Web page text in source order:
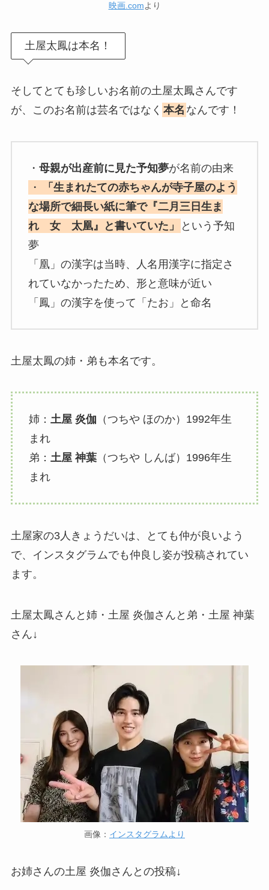
映画.comより
土屋太鳳は本名！
そしてとても珍しいお名前の土屋太鳳さんです
が、このお名前は芸名ではなく 本名 なんです！
・ 母親が出産前に見た予知夢が名前の由来
・
「生まれたての赤ちゃんが寺子屋のよう
な場所で細長い紙に筆で『二月三日生ま
れ 女 太凰』と書いていた」
という予知
夢
「凰」の漢字は当時、人名用漢字に指定さ
れていなかったため、形と意味が近い
「鳳」の漢字を使って「たお」と命名
土屋太鳳の姉・弟も本名です。
姉： 土屋 炎伽 （つちや ほのか）1992年生
まれ
弟： 土屋 神葉（つちや しんば）1996年生
まれ
土屋家の3人きょうだいは、とても仲が良いよう
で、インスタグラムでも仲良し姿が投稿されてい
ます。
土屋太鳳さんと姉・土屋 炎伽さんと弟・土屋 神葉
さん↓
画像： インスタグラムより
お姉さんの土屋 炎伽さんとの投稿↓